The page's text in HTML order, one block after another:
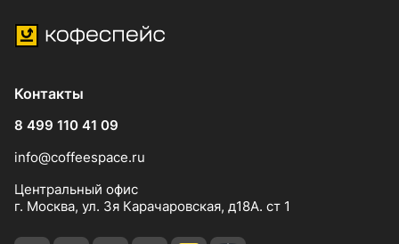
Контакты
8 499 110 41 09
info@coffeespace.ru
Центральный офис
г. Москва, ул. 3я Карачаровская, д18А. ст 1